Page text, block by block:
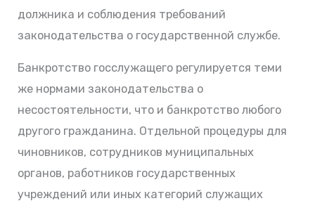
должника и соблюдения требований
законодательства о государственной службе.
Банкротство госслужащего регулируется теми
же нормами законодательства о
несостоятельности, что и банкротство любого
другого гражданина. Отдельной процедуры для
чиновников, сотрудников муниципальных
органов, работников государственных
учреждений или иных категорий служащих